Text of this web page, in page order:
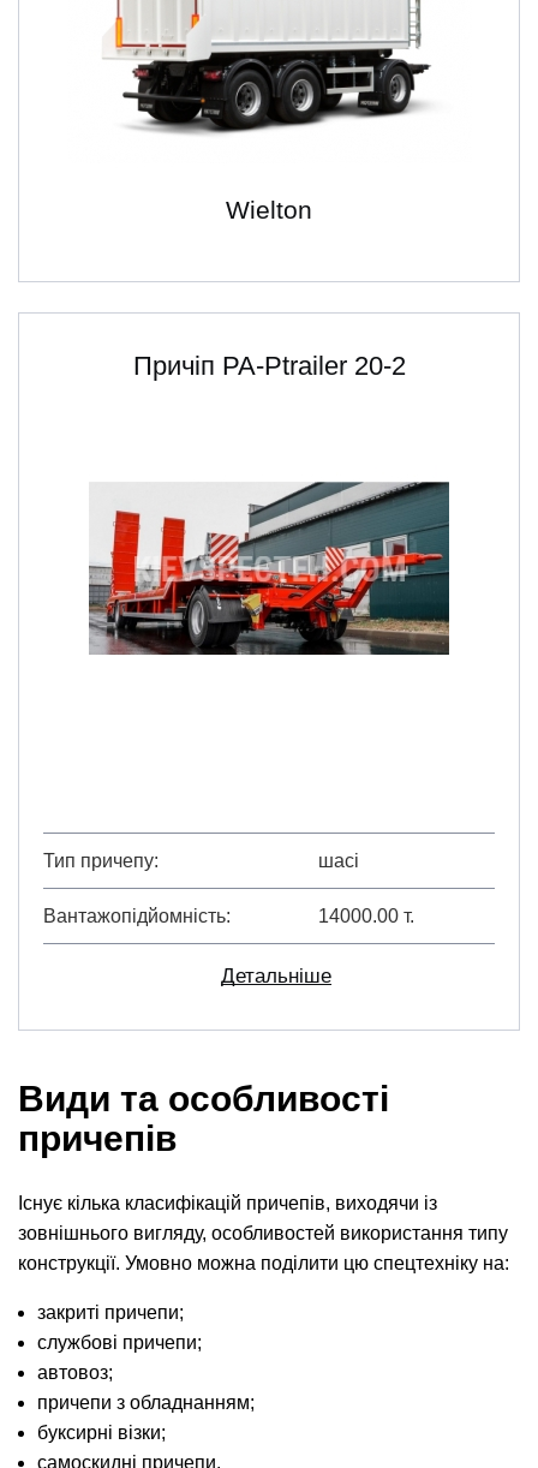
Wielton
Причіп PA-Ptrailer 20-2
Тип причепу шасі
Вантажопідйомність 14000.00 т.
Детальніше
Види та особливості
причепів
Існує кілька класифікацій причепів, виходячи із
зовнішнього вигляду, особливостей використання типу
конструкції. Умовно можна поділити цю спецтехніку на:
закриті причепи;
службові причепи;
автовоз;
причепи з обладнанням;
буксирні візки;
самоскидні причепи.